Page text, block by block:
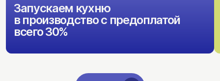
Запускаем кухню
в производство с предоплатой
всего 30%